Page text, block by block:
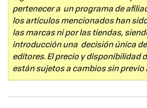
pertenecer a un programa de
los artículos mencionados han
las marcas ni por las tiendas,
introducción una decisión única
editores. El precio y disponibilidad
están sujetos a cambios sin previo